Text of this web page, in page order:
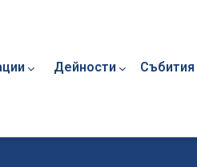
Дейности Събития